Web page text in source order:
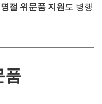
명절 위문품 지원도 병행
품